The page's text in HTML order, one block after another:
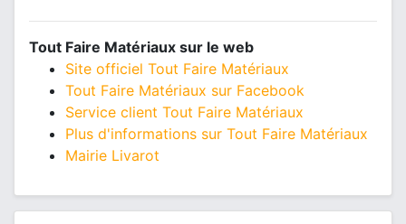
Tout Faire Matériaux sur le web
Site officiel Tout Faire Matériaux
Tout Faire Matériaux sur Facebook
Service client Tout Faire Matériaux
Plus d'informations sur Tout Faire Matériaux
Mairie Livarot